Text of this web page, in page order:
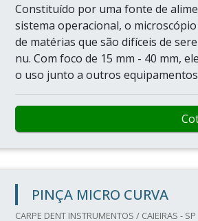
Constituído por uma fonte de
sistema operacional, o
de matérias que são difíceis de
nu. Com foco de 15 mm - 40 mm,
o uso junto a outros equipamentos
PINÇA MICRO CURVA
CARPE DENT INSTRUMENTOS / CAIEIRAS - SP